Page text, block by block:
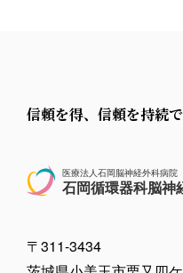
信頼を得、信頼を持続
医療法人石岡脳神経外科病院
石岡循環器科脳神
〒311-3434